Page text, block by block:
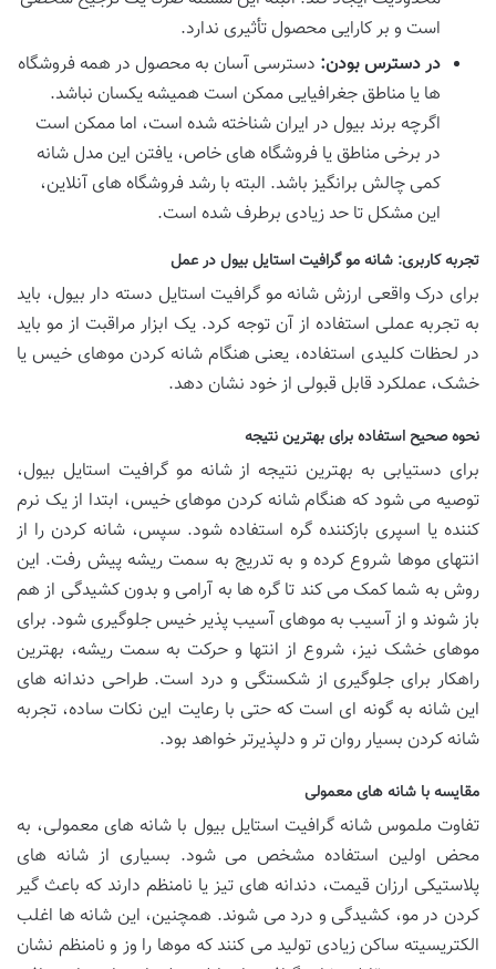
است و بر کارایی محصول تأثیری ندارد.
در دسترس بودن: دسترسی آسان به محصول در همه فروشگاه
ها یا مناطق جغرافیایی ممکن است همیشه یکسان نباشد.
اگرچه برند بیول در ایران شناخته شده است، اما ممکن است
در برخی مناطق یا فروشگاه های خاص، یافتن این مدل شانه
کمی چالش برانگیز باشد. البته با رشد فروشگاه های آنلاین،
این مشکل تا حد زیادی برطرف شده است.
تجربه کاربری: شانه مو گرافیت استایل بیول در عمل
برای درک واقعی ارزش شانه مو گرافیت استایل دسته دار بیول، باید
به تجربه عملی استفاده از آن توجه کرد. یک ابزار مراقبت از مو باید
در لحظات کلیدی استفاده، یعنی هنگام شانه کردن موهای خیس یا
خشک، عملکرد قابل قبولی از خود نشان دهد.
نحوه صحیح استفاده برای بهترین نتیجه
برای دستیابی به بهترین نتیجه از شانه مو گرافیت استایل بیول،
توصیه می شود که هنگام شانه کردن موهای خیس، ابتدا از یک نرم
کننده یا اسپری بازکننده گره استفاده شود. سپس، شانه کردن را از
انتهای موها شروع کرده و به تدریج به سمت ریشه پیش رفت. این
روش به شما کمک می کند تا گره ها به آرامی و بدون کشیدگی از هم
باز شوند و از آسیب به موهای آسیب پذیر خیس جلوگیری شود. برای
موهای خشک نیز، شروع از انتها و حرکت به سمت ریشه، بهترین
راهکار برای جلوگیری از شکستگی و درد است. طراحی دندانه های
این شانه به گونه ای است که حتی با رعایت این نکات ساده، تجربه
شانه کردن بسیار روان تر و دلپذیرتر خواهد بود.
مقایسه با شانه های معمولی
تفاوت ملموس شانه گرافیت استایل بیول با شانه های معمولی، به
محض اولین استفاده مشخص می شود. بسیاری از شانه های
پلاستیکی ارزان قیمت، دندانه های تیز یا نامنظم دارند که باعث گیر
کردن در مو، کشیدگی و درد می شوند. همچنین، این شانه ها اغلب
الکتریسیته ساکن زیادی تولید می کنند که موها را وز و نامنظم نشان